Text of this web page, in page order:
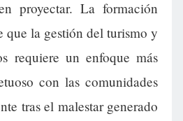
proyectar. La formación
que la gestión del turismo y
requiere un enfoque más
con las comunidades
tras el malestar generado